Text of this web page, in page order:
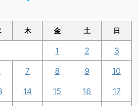
木 金 土 日
1 2 3
7 8 9 10
14 15 16 17